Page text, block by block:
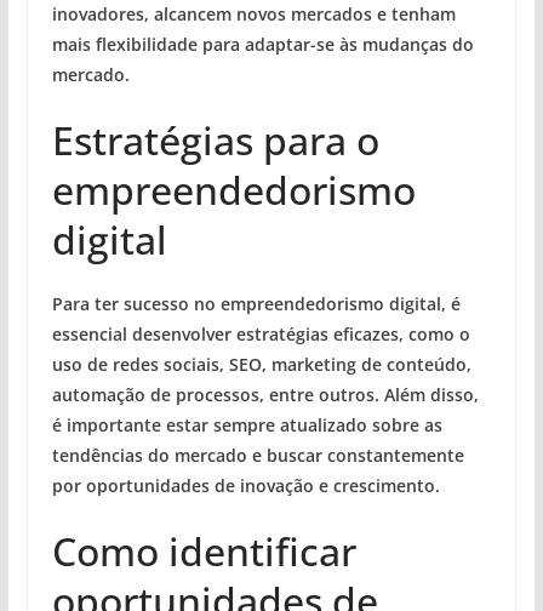
inovadores, alcancem novos mercados e tenham
mais flexibilidade para adaptar-se às mudanças do
mercado.
Estratégias para o
empreendedorismo
digital
Para ter sucesso no empreendedorismo digital, é
essencial desenvolver estratégias eficazes, como o
uso de redes sociais, SEO, marketing de conteúdo,
automação de processos, entre outros. Além disso,
é importante estar sempre atualizado sobre as
tendências do mercado e buscar constantemente
por oportunidades de inovação e crescimento.
Como identificar